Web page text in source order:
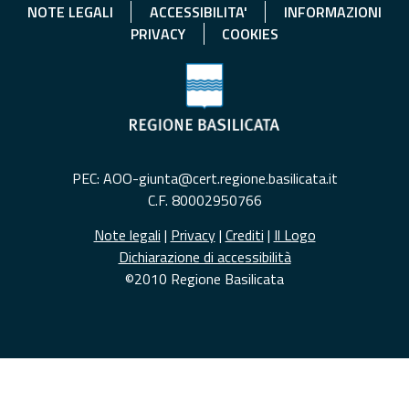
NOTE LEGALI ACCESSIBILITA'
INFORMAZIONI
PRIVACY
COOKIES
PEC: AOO-giunta@cert.regione.basilicata.it
C.F. 80002950766
Note legali | Privacy| Crediti | Il Logo
Dichiarazione di accessibilità
©2010 Regione Basilicata